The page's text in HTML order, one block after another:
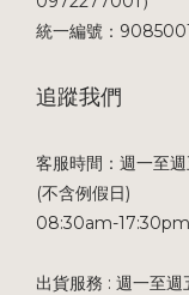
統一編號：
追蹤我們
客服時間：週一至
(不含例假日)
08:30am-
出貨服務 : 週一至週